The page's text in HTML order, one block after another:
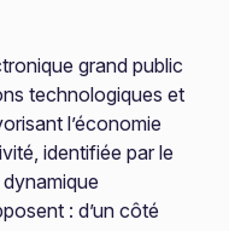
grand public
technologiques et
l’économie
identifiée par le
: d’un côté